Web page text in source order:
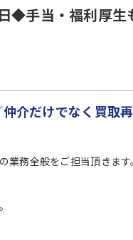
◆手当・福利厚
介だけでなく買取
務全般をご担当頂きます。